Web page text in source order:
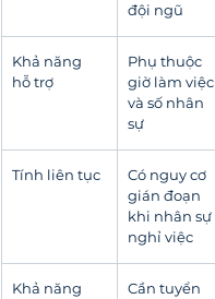
đội ngũ
Khả năng
hỗ trợ
Phụ thuộc
giờ làm việc
và số nhân
sự
Tính liên tục
Có nguy cơ
gián đoạn
khi nhân sự
nghỉ việc
Khả năng
Cần tuyển